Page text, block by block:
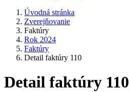
Úvodná stránka
Zverejňovanie
Faktúry
Rok 2024
Faktúry
Detail faktúry 110
Detail faktúry 110